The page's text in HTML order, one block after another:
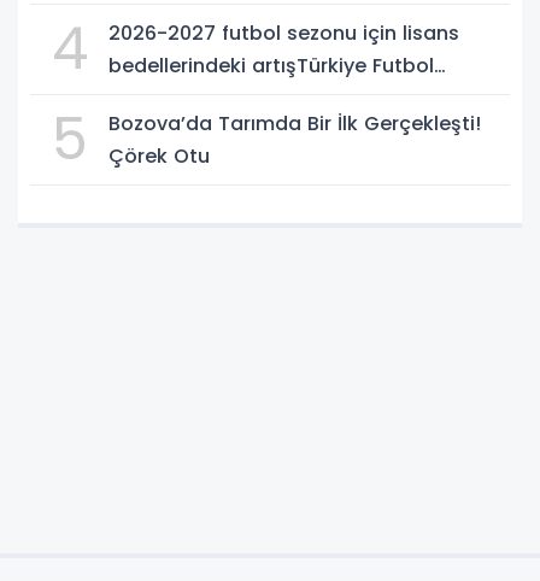
4
2026-2027 futbol sezonu için lisans
bedellerindeki artışTürkiye Futbol
5
Bozova’da Tarımda Bir İlk Gerçekleşti!
Çörek Otu